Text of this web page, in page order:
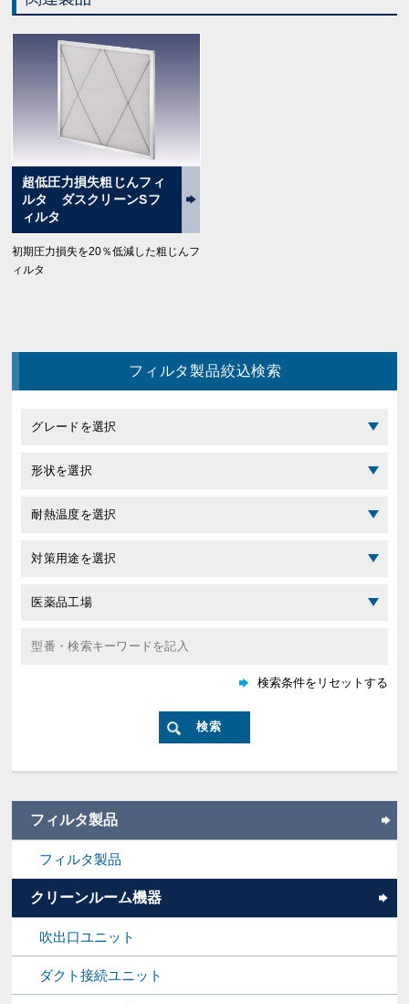
超低圧力損失粗じんフィ
ルタ ダスクリーンSフ
ィルタ
初期圧力損失を20％低減した粗じんフ
ィルタ
フィルタ製品絞込検索
フィルタ製品
フィルタ製品
クリーンルーム機器
吹出口ユニット
ダクト接続ユニット